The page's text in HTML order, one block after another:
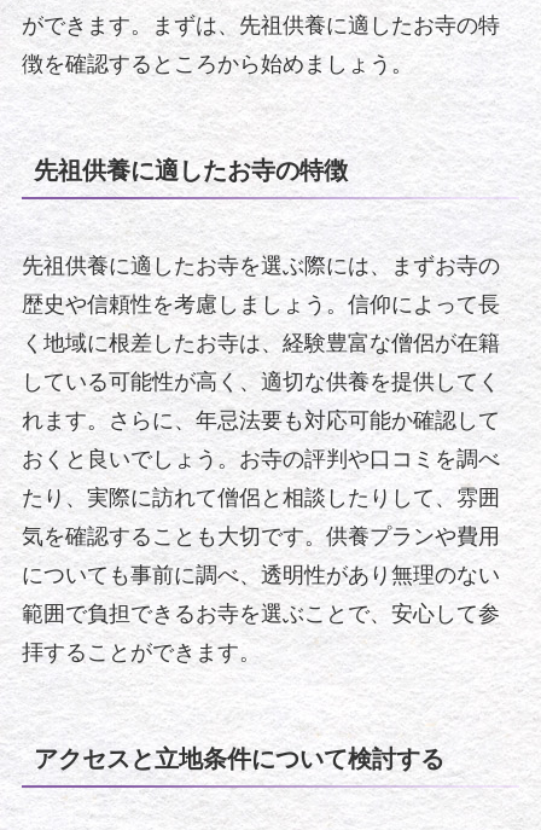
ができます。まずは、先祖供養に適したお寺の特
徴を確認するところから始めましょう。
先祖供養に適したお寺の特徴
先祖供養に適したお寺を選ぶ際には、まずお寺の
歴史や信頼性を考慮しましょう。信仰によって長
く地域に根差したお寺は、経験豊富な僧侶が在籍
している可能性が高く、適切な供養を提供してく
れます。さらに、年忌法要も対応可能か確認して
おくと良いでしょう。お寺の評判や口コミを調べ
たり、実際に訪れて僧侶と相談したりして、雰囲
気を確認することも大切です。供養プランや費用
についても事前に調べ、透明性があり無理のない
範囲で負担できるお寺を選ぶことで、安心して参
拝することができます。
アクセスと立地条件について検討する